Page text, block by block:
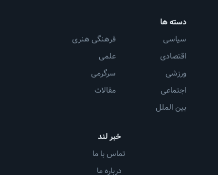
خبر لند
تماس با ما
درباره ما
دسته ها
سیاسی
اقتصادی
ورزشی
اجتماعی
بین الملل
فرهنگی هنری
علمی
سرگرمی
مقالات